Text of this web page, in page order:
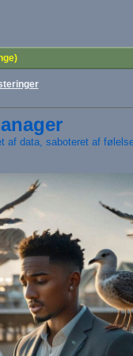
af data, saboteret af